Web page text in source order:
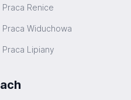
Praca Renice
Praca Widuchowa
Praca Lipiany